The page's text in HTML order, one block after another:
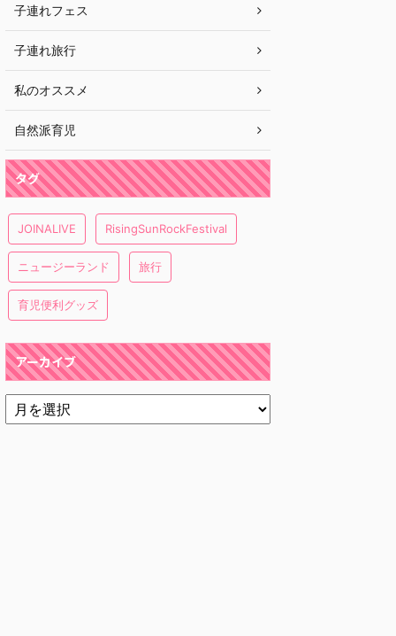
子連れフェス
子連れ旅行
私のオススメ
自然派育児
タグ
JOINALIVE RisingSunRockFestival
ニュージーランド 旅行
育児便利グッズ
アーカイブ